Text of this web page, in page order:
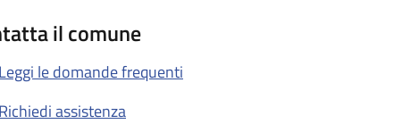
il comune
Leggi le domande frequenti
Richiedi assistenza